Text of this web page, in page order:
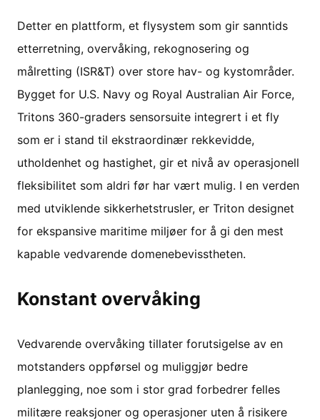
Detter en plattform, et flysystem som gir sanntids
etterretning, overvåking, rekognosering og
målretting (ISR&T) over store hav- og kystområder.
Bygget for U.S. Navy og Royal Australian Air Force,
Tritons 360-graders sensorsuite integrert i et fly
som er i stand til ekstraordinær rekkevidde,
utholdenhet og hastighet, gir et nivå av operasjonell
fleksibilitet som aldri før har vært mulig. I en verden
med utviklende sikkerhetstrusler, er Triton designet
for ekspansive maritime miljøer for å gi den mest
kapable vedvarende domenebevisstheten.
Konstant overvåking
Vedvarende overvåking tillater forutsigelse av en
motstanders oppførsel og muliggjør bedre
planlegging, noe som i stor grad forbedrer felles
militære reaksjoner og operasjoner uten å risikere